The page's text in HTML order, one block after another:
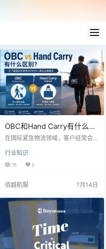
OBC和Hand Carry有什么区
别？一文了解国际紧急物流
在国际紧急物流领域，客户经常会
rier，专人随机运输） 和 Hand Carr
y（手提急件） 很多客户甚至部分物
上，两者虽然关系非常密切，但并
OBC是一种完整的紧急物流服务模
式，而Hand Carry是OBC最常见的
一种执行方式。 …
行业知识
75 0
佰越航服 7月14日